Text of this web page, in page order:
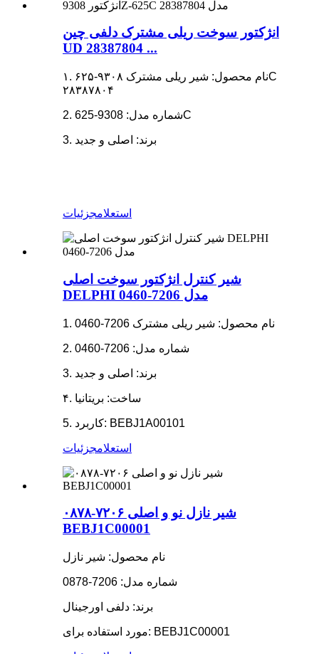
انژکتور سوخت ریلی مشترک دلفی چین
UD 28387804 ...
۱. نام محصول: شیر ریلی مشترک ۹۳۰۸-۶۲۵C
۲۸۳۸۷۸۰۴
2. شماره مدل: 9308-625C
3. برند: اصلی و جدید
استعلامجزئیات
شیر کنترل انژکتور سوخت اصلی
DELPHI مدل 7206-0460
1. نام محصول: شیر ریلی مشترک 7206-0460
2. شماره مدل: 7206-0460
3. برند: اصلی و جدید
۴. ساخت: بریتانیا
5. کاربرد: BEBJ1A00101
استعلامجزئیات
شیر نازل نو و اصلی ۷۲۰۶-۰۸۷۸
BEBJ1C00001
نام محصول: شیر نازل
شماره مدل: 7206-0878
برند: دلفی اورجینال
مورد استفاده برای: BEBJ1C00001